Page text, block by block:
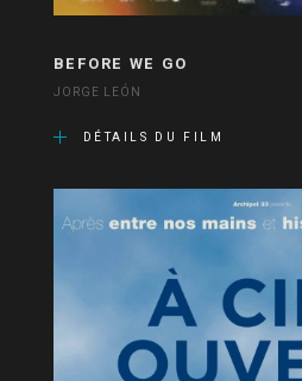
BEFORE WE GO
JORGE LEÓN
DÉTAILS DU FILM